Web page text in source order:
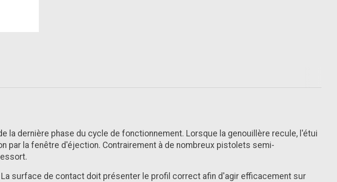
dernière phase du cycle de fonctionnement. Lorsque la genouillère recule, l'étui
par la fenêtre d'éjection. Contrairement à de nombreux pistolets semi-
surface de contact doit présenter le profil correct afin d'agir efficacement sur